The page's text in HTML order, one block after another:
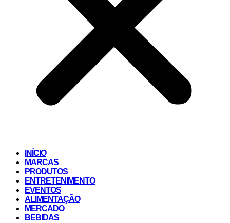
INÍCIO
MARCAS
PRODUTOS
ENTRETENIMENTO
EVENTOS
ALIMENTAÇÃO
MERCADO
BEBIDAS